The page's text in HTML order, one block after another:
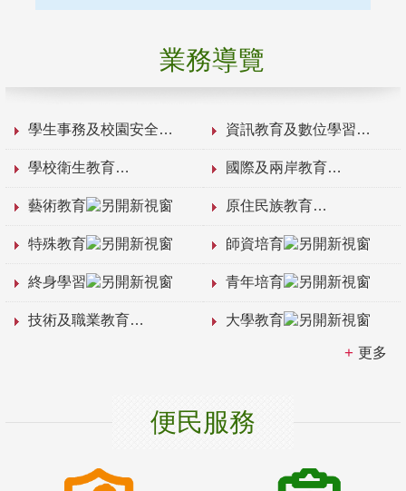
業務導覽
學生事務及校園安全 資訊教育及數位學習
學校衛生教育 國際及兩岸教育
藝術教育 原住民族教育
特殊教育 師資培育
終身學習 青年培育
技術及職業教育 大學教育
更多
便民服務